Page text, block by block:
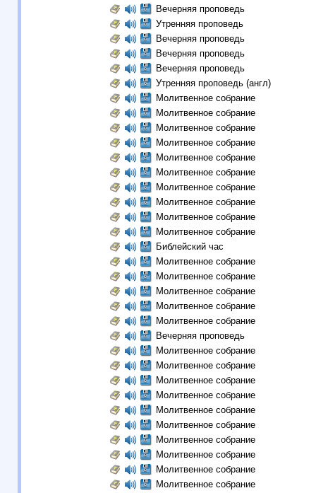
Вечерняя проповедь
Утренняя проповедь
Вечерняя проповедь
Вечерняя проповедь
Вечерняя проповедь
Утренняя проповедь (англ)
Молитвенное собрание
Молитвенное собрание
Молитвенное собрание
Молитвенное собрание
Молитвенное собрание
Молитвенное собрание
Молитвенное собрание
Молитвенное собрание
Молитвенное собрание
Молитвенное собрание
Библейский час
Молитвенное собрание
Молитвенное собрание
Молитвенное собрание
Молитвенное собрание
Молитвенное собрание
Вечерняя проповедь
Молитвенное собрание
Молитвенное собрание
Молитвенное собрание
Молитвенное собрание
Молитвенное собрание
Молитвенное собрание
Молитвенное собрание
Молитвенное собрание
Молитвенное собрание
Молитвенное собрание